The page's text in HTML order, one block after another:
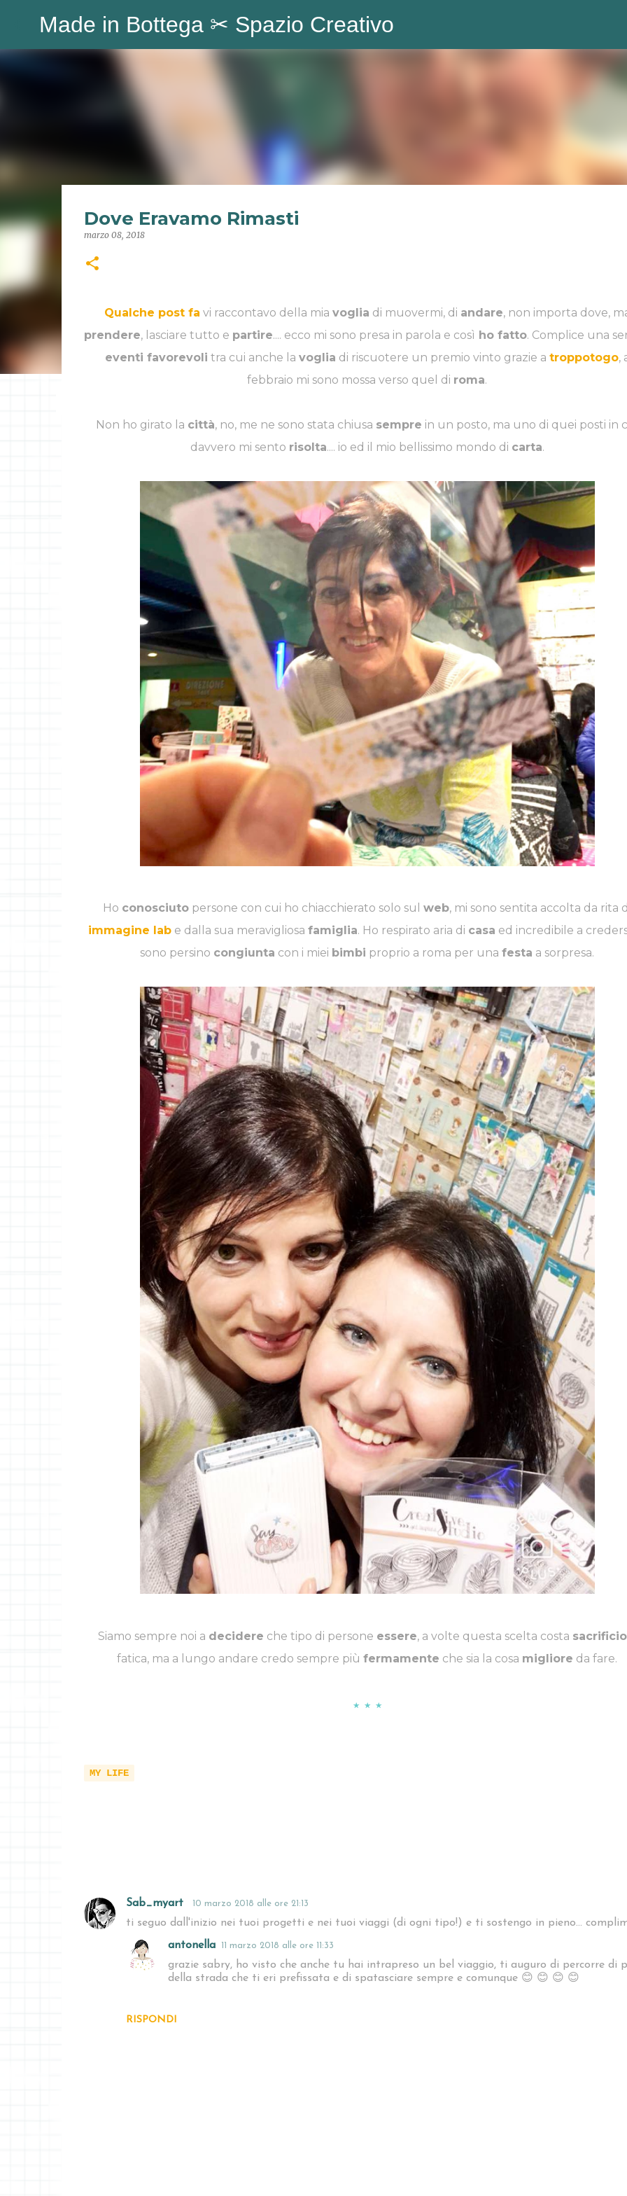
Made in Bottega ✂︎ Spazio Creativo
Dove Eravamo Rimasti
marzo 08, 2018
Qualche post fa vi raccontavo della mia voglia di muovermi, di andare, non importa dove,
prendere, lasciare tutto e partire.... ecco mi sono presa in parola e così ho fatto. Complice una
eventi favorevoli tra cui anche la voglia di riscuotere un premio vinto grazie a troppotogo,
febbraio mi sono mossa verso quel di roma.
Non ho girato la città, no, me ne sono stata chiusa sempre in un posto, ma uno di quei posti in
davvero mi sento risolta.... io ed il mio bellissimo mondo di carta.
Ho conosciuto persone con cui ho chiacchierato solo sul web, mi sono sentita accolta da rita
immagine labe dalla sua meravigliosa famiglia. Ho respirato aria di casa ed incredibile a
sono persino congiunta con i miei bimbi proprio a roma per una festa a sorpresa.
Siamo sempre noi a decidere che tipo di persone essere, a volte questa scelta costa sacrificio
fatica, ma a lungo andare credo sempre più fermamente che sia la cosa migliore da fare.
★ ★ ★
MY LIFE
C
Sab_myart 10 marzo 2018 alle ore 21:13
ti seguo dall'inizio nei tuoi progetti e nei tuoi viaggi (di ogni tipo!) e ti sostengo in pieno...
RISPONDI
antonella 11 marzo 2018 alle ore 11:33
grazie sabry, ho visto che anche tu hai intrapreso un bel viaggio, ti auguro di percorre di
della strada che ti eri prefissata e di spatasciare sempre e comunque 😊 😊 😊 😊